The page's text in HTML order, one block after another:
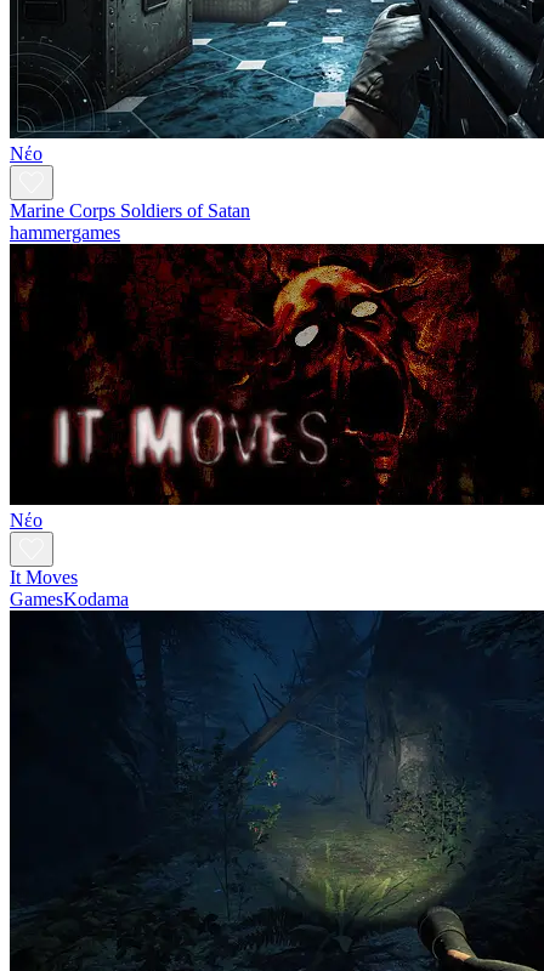
Νέο
Marine Corps Soldiers of Satan
hammergames
Νέο
It Moves
GamesKodama